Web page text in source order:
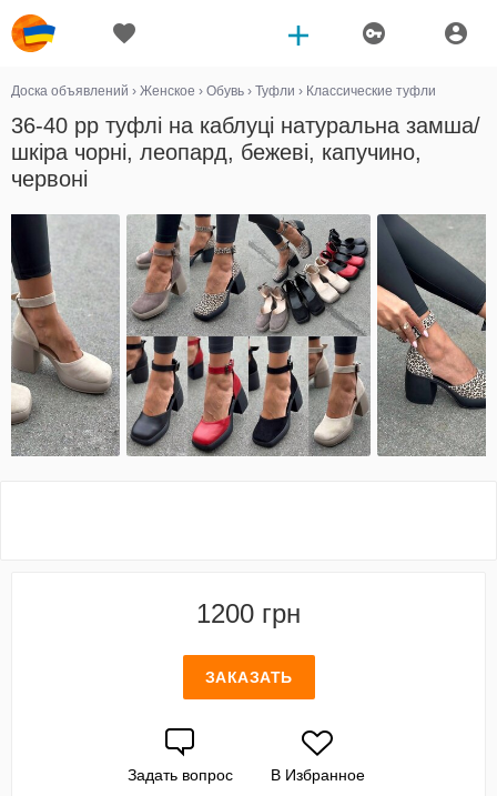
Доска объявлений › Женское › Обувь › Туфли › Классические туфли
36-40 рр туфлі на каблуці натуральна замша/
шкіра чорні, леопард, бежеві, капучино,
червоні
1200 грн
ЗАКАЗАТЬ
Задать вопрос В Избранное